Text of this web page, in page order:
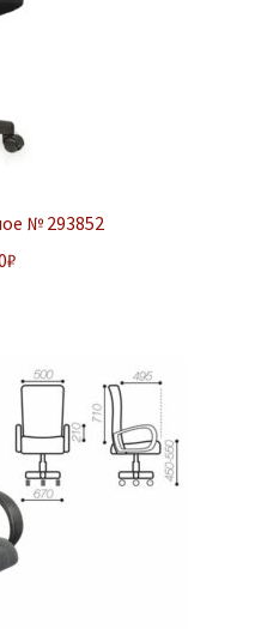
№ 293852
₽